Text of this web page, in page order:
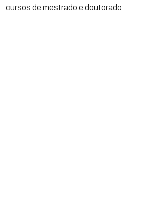
cursos de mestrado e doutorado